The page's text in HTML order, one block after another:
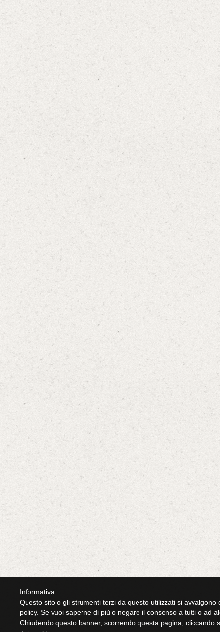
Informativa
Questo sito o gli strumenti terzi da questo utilizzati si
policy. Se vuoi saperne di più o negare il consenso a tutti o ad
Chiudendo questo banner, scorrendo questa pagina, cliccando